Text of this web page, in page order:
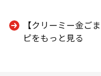
【クリーミー金ご
ピをもっと見る